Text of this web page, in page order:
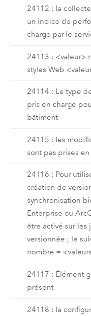
24112 : la
un indice de
charge par le
24113 : <valeur>
styles Web
24114 : Le type
pris en charge
bâtiment
24115 : les
sont pas prises
24116 : Pour
création de
synchronisation
Enterprise ou
être activé sur
versionnée ; le
nombre =
24117 : Élément
présent
24118 : la